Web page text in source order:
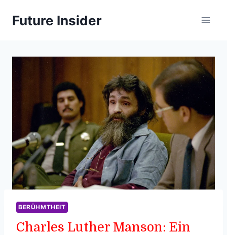
Future Insider
BERÜHMTHEIT
Charles Luther Manson: Ein